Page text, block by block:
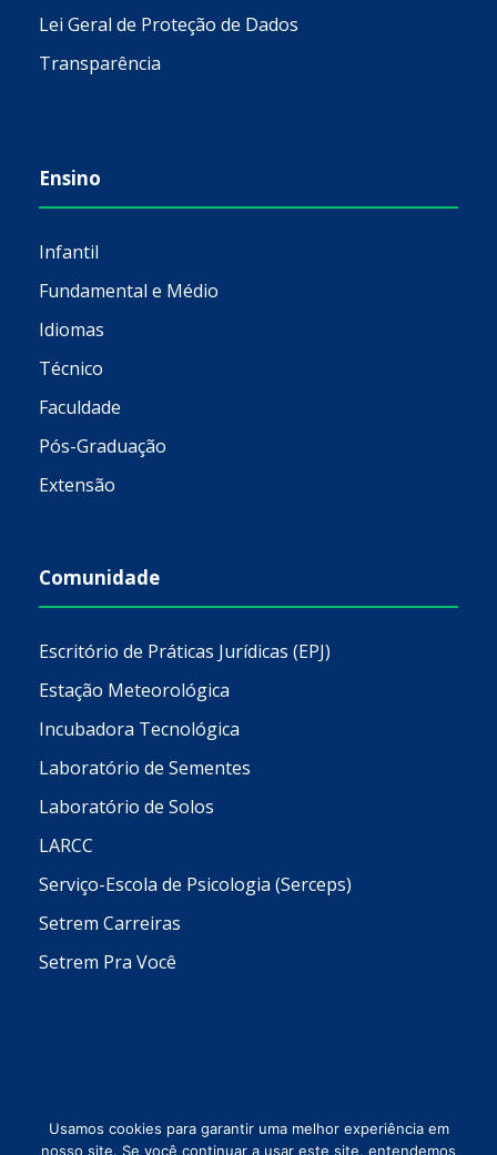
Lei Geral de Proteção de Dados
Transparência
Ensino
Infantil
Fundamental e Médio
Idiomas
Técnico
Faculdade
Pós-Graduação
Extensão
Comunidade
Escritório de Práticas Jurídicas (EPJ)
Estação Meteorológica
Incubadora Tecnológica
Laboratório de Sementes
Laboratório de Solos
LARCC
Serviço-Escola de Psicologia (Serceps)
Setrem Carreiras
Setrem Pra Você
Usamos cookies para garantir uma melhor experiência em
nosso site. Se você continuar a usar este site, entendemos